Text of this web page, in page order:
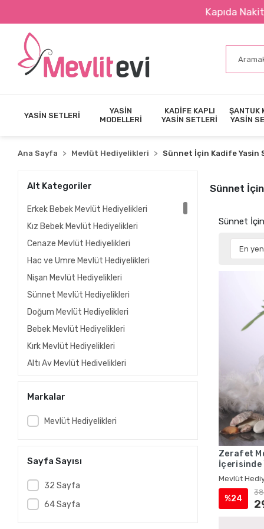
Kapıda Nakit Ödeme İmkanı
YASİN SETLERİ
YASİN
MODELLERİ
KADİFE KAPLI
YASİN SETLERİ
ŞANTUK
YASİN
Ana Sayfa Mevlüt Hediyelikleri Sünnet İçin Kadife Yasin
Alt Kategoriler
Erkek Bebek Mevlüt Hediyelikleri
Kız Bebek Mevlüt Hediyelikleri
Cenaze Mevlüt Hediyelikleri
Hac ve Umre Mevlüt Hediyelikleri
Nişan Mevlüt Hediyelikleri
Sünnet Mevlüt Hediyelikleri
Doğum Mevlüt Hediyelikleri
Bebek Mevlüt Hediyelikleri
Kırk Mevlüt Hediyelikleri
Altı Ay Mevlüt Hediyelikleri
Gelin Mevlüt Hediyelikleri
Vefat Mevlüt Hediyelikleri
Asker Mevlüt Hediyelikleri
Hac Mevlüt Hediyelikleri
Umre Mevlüt Hediyelikleri
Markalar
Mevlüt Hediyelikleri
Sayfa Sayısı
32 Sayfa
64 Sayfa
Sünnet
Sünnet
Zerafet
İçerisinde
Mevlüt
Mevlüt
%24